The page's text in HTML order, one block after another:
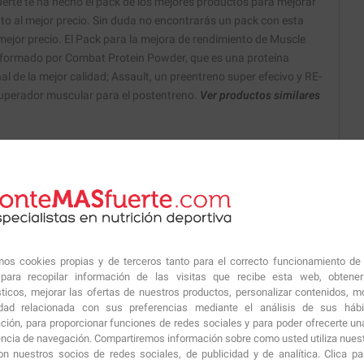
cookies propias y de terceros tanto para el correcto funcionamiento
recopilar información de las visitas que recibe esta web,
mejorar las ofertas de nuestros productos, personalizar contenidos,
relacionada con sus preferencias mediante el análisis de sus
para proporcionar funciones de redes sociales y para poder ofrecerte
de navegación. Compartiremos información sobre como usted utiliza
nuestros socios de redes sociales, de publicidad y de analítica. Clica
al mejor precio. Sin duda no encontrarás un pack con esta
precio. El Pack para la mejora de rendimiento de Muscle
por Combat Protein Powder, que es una proteína
de la mejor calidad; Assault, un preentreno super efecivo y RE-
muscular para el postentreno. Ver productos similares
de nuestros nutricionistas.